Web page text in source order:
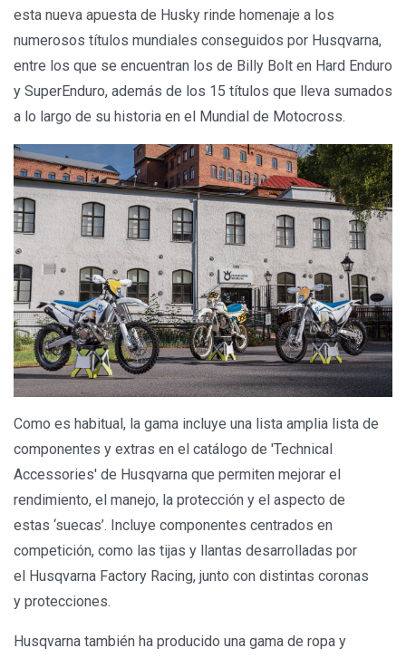
esta nueva apuesta de Husky rinde homenaje a los
numerosos títulos mundiales conseguidos por Husqvarna,
entre los que se encuentran los de Billy Bolt en Hard Enduro
y SuperEnduro, además de los 15 títulos que lleva sumados
a lo largo de su historia en el Mundial de Motocross.
Como es habitual, la gama incluye una lista amplia lista de
componentes y extras en el catálogo de 'Technical
Accessories' de Husqvarna que permiten mejorar el
rendimiento, el manejo, la protección y el aspecto de
estas ‘suecas’. Incluye componentes centrados en
competición, como las tijas y llantas desarrolladas por
el Husqvarna Factory Racing, junto con distintas coronas
y protecciones.
Husqvarna también ha producido una gama de ropa y